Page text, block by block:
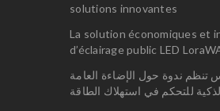
solutions innovantes
La solution économiques et
d’éclairage public LED
3س تنظم ندوة حول الإضاءة العامة
للتحكم في استهلاك الطاقة